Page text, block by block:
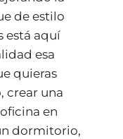
de estilo
está aquí
esa
quieras
crear una
en
dormitorio,